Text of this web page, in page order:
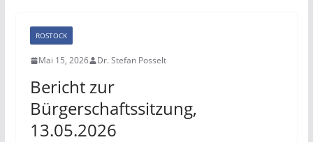
ROSTOCK
Mai 15, 2026 Dr. Stefan Posselt
Bericht zur
Bürgerschaftssitzung,
13.05.2026